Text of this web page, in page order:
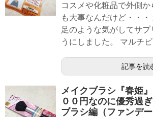
コスメや化粧品で外側
も大事なんだけど・・
足のような気がしてサプ
うにしました。 マルチビ
記事を読
メイクブラシ『春姫
００円なのに優秀過
ブラシ編（ファンデー